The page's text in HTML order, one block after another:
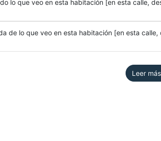
lo que veo en esta habitación [en esta calle,
de lo que veo en esta habitación [en esta
Leer